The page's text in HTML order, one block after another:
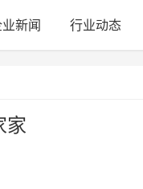
新闻 行业动态
家